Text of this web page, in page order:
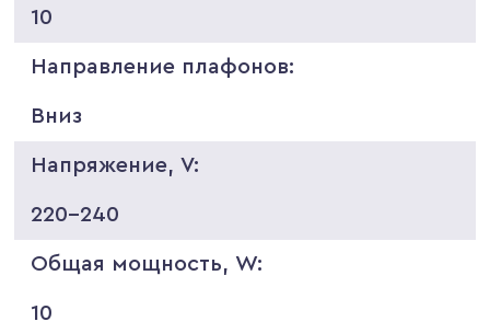
10
Направление плафонов:
Вниз
Напряжение, V:
220-240
Общая мощность, W:
10